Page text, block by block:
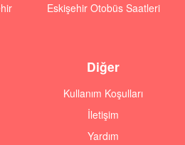
Eskişehir Otobüs Saatleri
Diğer
Kullanım Koşulları
İletişim
Yardım